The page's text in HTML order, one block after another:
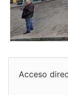
Acceso